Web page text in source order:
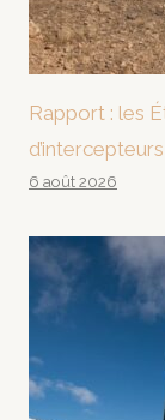
Rapport : les
6 août 2026